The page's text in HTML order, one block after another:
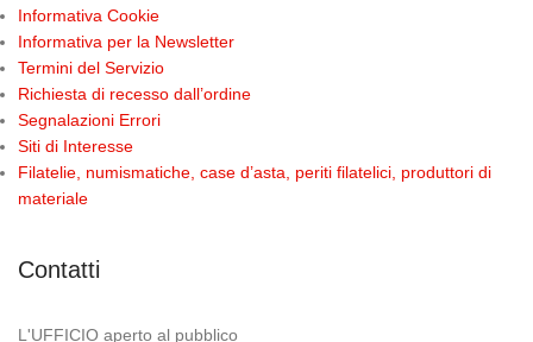
Informativa Cookie
Informativa per la Newsletter
Termini del Servizio
Richiesta di recesso dall’ordine
Segnalazioni Errori
Siti di Interesse
Filatelie, numismatiche, case d’asta, periti filatelici, produttori di
materiale
Contatti
L'UFFICIO aperto al pubblico